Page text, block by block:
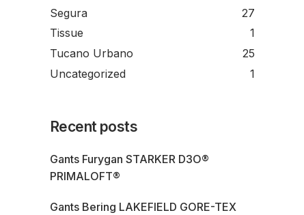
Segura
27
Tissue
1
Tucano Urbano
25
Uncategorized
1
Recent posts
Gants Furygan STARKER D3O®
PRIMALOFT®
Gants Bering LAKEFIELD GORE-TEX